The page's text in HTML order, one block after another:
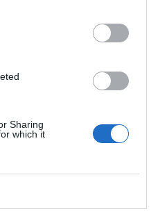
Sharing
which it